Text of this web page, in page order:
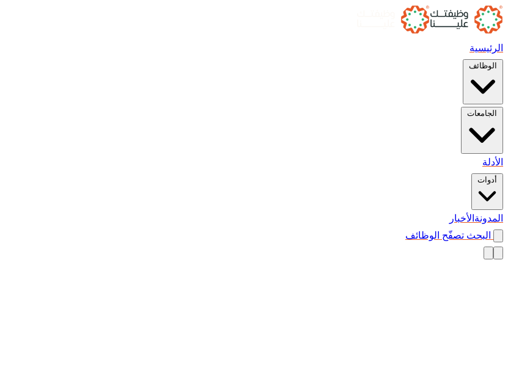
الرئيسية
الوظائف
الجامعات
الأدلة
أدوات
المدونة الأخبار
البحث تصفّح الوظائف